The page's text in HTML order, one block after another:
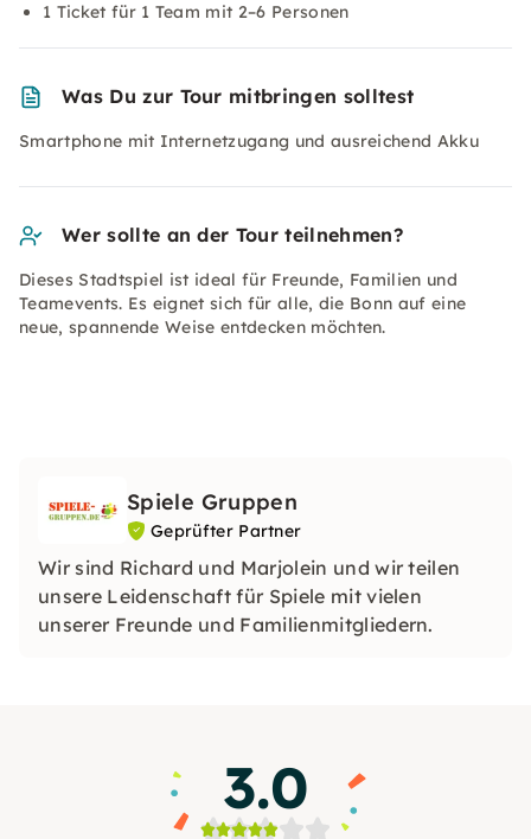
1 Ticket für 1 Team mit 2–6 Personen
Was Du zur Tour mitbringen solltest
Smartphone mit Internetzugang und ausreichend Akku
Wer sollte an der Tour teilnehmen?
Dieses Stadtspiel ist ideal für Freunde, Familien und
Teamevents. Es eignet sich für alle, die Bonn auf eine
neue, spannende Weise entdecken möchten.
Spiele Gruppen
Geprüfter Partner
Wir sind Richard und Marjolein und wir teilen
unsere Leidenschaft für Spiele mit vielen
unserer Freunde und Familienmitgliedern.
3.0